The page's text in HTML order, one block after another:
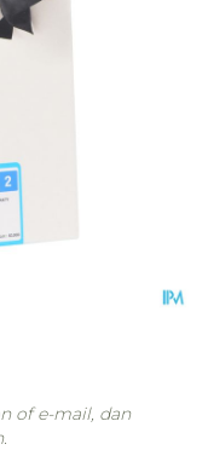
of e-mail, dan